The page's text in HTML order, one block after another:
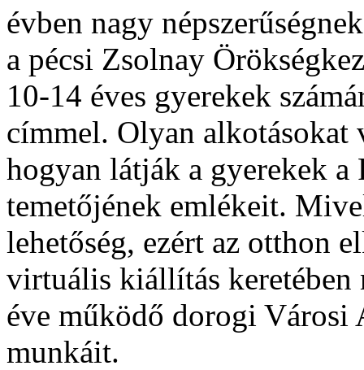
évben nagy
a pécsi Zsolnay
10-14 éves gyerekek
címmel. Olyan alkotásokat
hogyan látják a gyerekek a
temetőjének emlékeit.
lehetőség, ezért az otthon
virtuális kiállítás keretében
éve működő dorogi Városi
munkáit.